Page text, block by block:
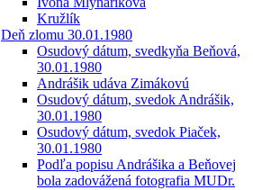
Kružlík
Deň zlomu 30.01.1980
Osudový dátum, svedkyňa Beňová,
30.01.1980
Andrášik udáva Zimákovú
Osudový dátum, svedok Andrášik,
30.01.1980
Osudový dátum, svedok Piaček,
30.01.1980
Podľa popisu Andrášika a Beňovej
bola zadovážená fotografia MUDr.